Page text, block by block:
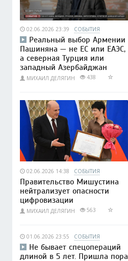
02.06.2026 23:39 СОБЫТИЯ
Реальный выбор Армении
Пашиняна — не ЕС или ЕАЭС,
а северная Турция или
западный Азербайджан
МИХАИЛ ДЕЛЯГИН 438
02.06.2026 14:38 СОБЫТИЯ
Правительство Мишустина
нейтрализует опасности
цифровизации
МИХАИЛ ДЕЛЯГИН 563
01.06.2026 23:55 СОБЫТИЯ
Не бывает спецопераций
длиной в 5 лет. Пришла пора